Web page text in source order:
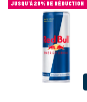
JUSQU’À 20% DE RÉDUCTION